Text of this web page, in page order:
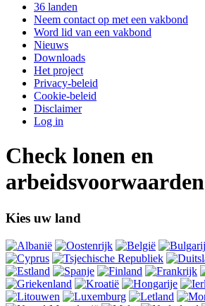
36 landen
Neem contact op met een vakbond
Word lid van een vakbond
Nieuws
Downloads
Het project
Privacy-beleid
Cookie-beleid
Disclaimer
Log in
Check lonen en
arbeidsvoorwaarden
Kies uw land